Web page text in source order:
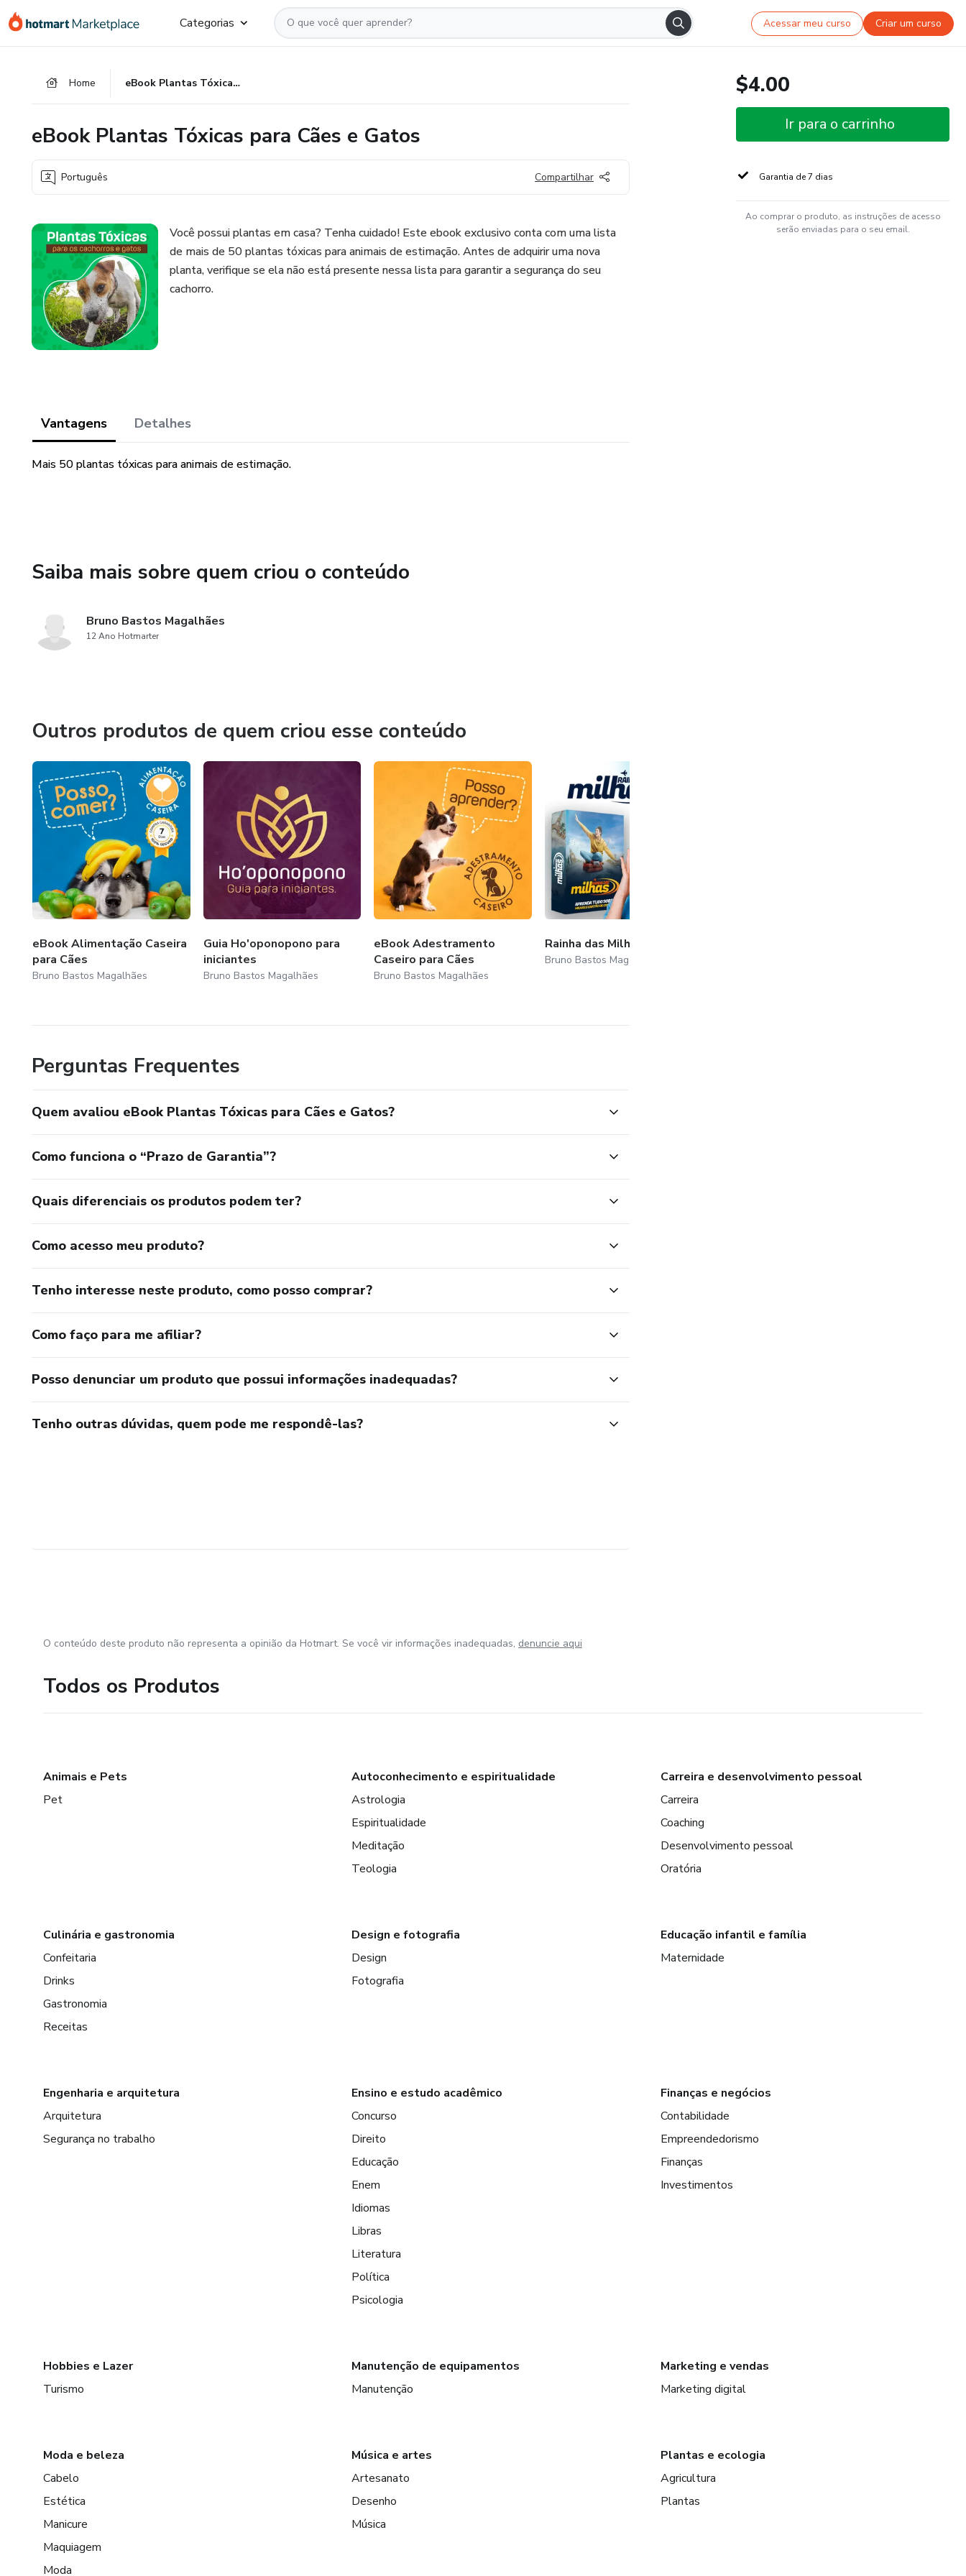
para
para
para
Categorias Acessar meu curso Criar um curso
Home eBook Plantas Tóxicas para Cães e Gatos
eBook Plantas Tóxicas para Cães e Gatos
Português Compartilhar
Você possui plantas em casa? Tenha cuidado! Este ebook exclusivo conta com uma lista
de mais de 50 plantas tóxicas para animais de estimação. Antes de adquirir uma nova
planta, verifique se ela não está presente nessa lista para garantir a segurança do seu
cachorro.
Vantagens Detalhes
Mais 50 plantas tóxicas para animais de estimação.
Saiba mais sobre quem criou o conteúdo
Bruno Bastos Magalhães
12 Ano Hotmarter
Outros produtos de quem criou esse conteúdo
eBook Alimentação Caseira
para Cães
Bruno Bastos Magalhães
Guia Ho'oponopono para
iniciantes
Bruno Bastos Magalhães
eBook Adestramento
Caseiro para Cães
Bruno Bastos Magalhães
Rainha das Milhas
Bruno Bastos Magalhães
Perguntas Frequentes
Quem avaliou eBook Plantas Tóxicas para Cães e Gatos?
Como funciona o “Prazo de Garantia”?
Quais diferenciais os produtos podem ter?
Como acesso meu produto?
Tenho interesse neste produto, como posso comprar?
Como faço para me afiliar?
Posso denunciar um produto que possui informações inadequadas?
Tenho outras dúvidas, quem pode me respondê-las?
$4.00
Ir para o carrinho
Garantia de 7 dias
Ao comprar o produto, as instruções de acesso
serão enviadas para o seu email.
O conteúdo deste produto não representa a opinião da Hotmart. Se você vir informações inadequadas, denuncie aqui
Todos os Produtos
Animais e Pets
Pet
Autoconhecimento e espiritualidade
Astrologia
Espiritualidade
Meditação
Teologia
Carreira e desenvolvimento pessoal
Carreira
Coaching
Desenvolvimento pessoal
Oratória
Culinária e gastronomia
Confeitaria
Drinks
Gastronomia
Receitas
Design e fotografia
Design
Fotografia
Educação infantil e família
Maternidade
Engenharia e arquitetura
Arquitetura
Segurança no trabalho
Ensino e estudo acadêmico
Concurso
Direito
Educação
Enem
Idiomas
Libras
Literatura
Política
Psicologia
Finanças e negócios
Contabilidade
Empreendedorismo
Finanças
Investimentos
Hobbies e Lazer
Turismo
Manutenção de equipamentos
Manutenção
Marketing e vendas
Marketing digital
Moda e beleza
Cabelo
Estética
Manicure
Maquiagem
Moda
Música e artes
Artesanato
Desenho
Música
Plantas e ecologia
Agricultura
Plantas